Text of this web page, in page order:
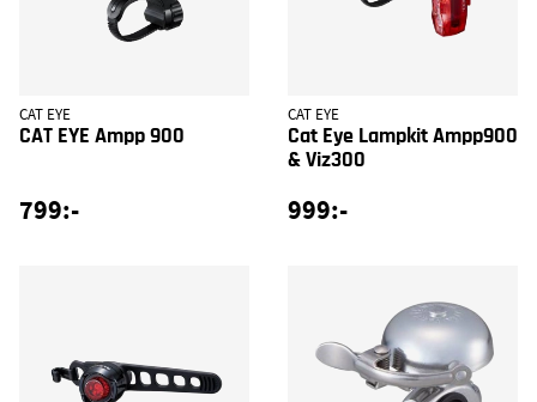
CAT EYE
CAT EYE Ampp 900
799:-
CAT EYE
Cat Eye Lampkit Ampp900
& Viz300
999:-